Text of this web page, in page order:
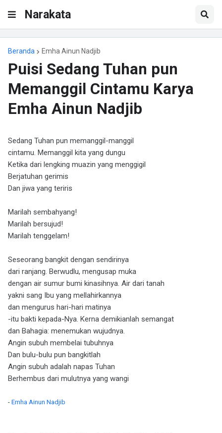
Narakata
Beranda Emha Ainun Nadjib
Puisi Sedang Tuhan pun
Memanggil Cintamu Karya
Emha Ainun Nadjib
Sedang Tuhan pun memanggil-manggil
cintamu. Memanggil kita yang dungu
Ketika dari lengking muazin yang menggigil
Berjatuhan gerimis
Dan jiwa yang teriris
Marilah sembahyang!
Marilah bersujud!
Marilah tenggelam!
Seseorang bangkit dengan sendirinya
dari ranjang. Berwudlu, mengusap muka
dengan air sumur bumi kinasihnya. Air dari tanah
yakni sang Ibu yang mellahirkannya
dan mengurus hari-hari matinya
-itu bakti kepada-Nya. Kerna demikianlah semangat
dan Bahagia: menemukan wujudnya.
Angin subuh membelai tubuhnya
Dan bulu-bulu pun bangkitlah
Angin subuh adalah napas Tuhan
Berhembus dari mulutnya yang wangi
- Emha Ainun Nadjib